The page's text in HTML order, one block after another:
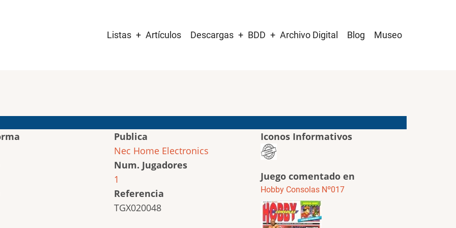
navigation
Listas Artículos Descargas BDD Archivo Digital Blog Museo
Publica
Nec Home Electronics
Num. Jugadores
1
Referencia
TGX020048
Iconos Informativos
Juego comentado en
Hobby Consolas Nº017